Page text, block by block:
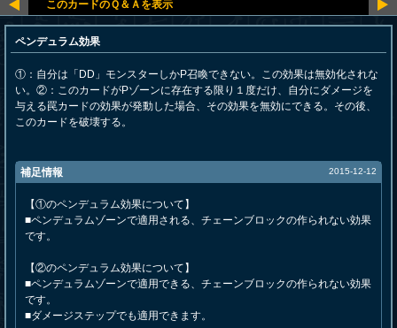
ペンデュラム効果
①：自分は「DD」モンスターしかP召喚できない。この効果は無効化されな
い。②：このカードがPゾーンに存在する限り１度だけ、自分にダメージを
与える罠カードの効果が発動した場合、その効果を無効にできる。その後、
このカードを破壊する。
補足情報 2015-12-12
【①のペンデュラム効果について】
■ペンデュラムゾーンで適用される、チェーンブロックの作られない効果
です。
【②のペンデュラム効果について】
■ペンデュラムゾーンで適用できる、チェーンブロックの作られない効果
です。
■ダメージステップでも適用できます。